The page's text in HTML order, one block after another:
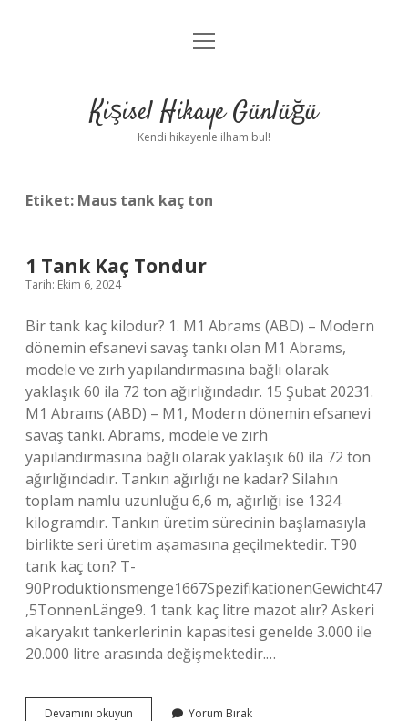
Anasayfa
Yasal Uyarı
menüyü
Kişisel Hikaye Günlüğü
Kendi hikayenle ilham bul!
Etiket: Maus tank kaç ton
1 Tank Kaç Tondur
Tarih: Ekim 6, 2024
Bir tank kaç kilodur? 1. M1 Abrams (ABD) – Modern
dönemin efsanevi savaş tankı olan M1 Abrams,
modele ve zırh yapılandırmasına bağlı olarak
yaklaşık 60 ila 72 ton ağırlığındadır. 15 Şubat 20231.
M1 Abrams (ABD) – M1, Modern dönemin efsanevi
savaş tankı. Abrams, modele ve zırh
yapılandırmasına bağlı olarak yaklaşık 60 ila 72 ton
ağırlığındadır. Tankın ağırlığı ne kadar? Silahın
toplam namlu uzunluğu 6,6 m, ağırlığı ise 1324
kilogramdır. Tankın üretim sürecinin başlamasıyla
birlikte seri üretim aşamasına geçilmektedir. T90
tank kaç ton? T-
90Produktionsmenge1667SpezifikationenGewicht47
,5TonnenLänge9. 1 tank kaç litre mazot alır? Askeri
akaryakıt tankerlerinin kapasitesi genelde 3.000 ile
20.000 litre arasında değişmektedir.…
Devamını okuyun Yorum Bırak